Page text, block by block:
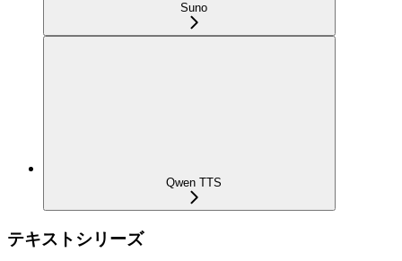
Suno
Qwen TTS
テキストシリーズ